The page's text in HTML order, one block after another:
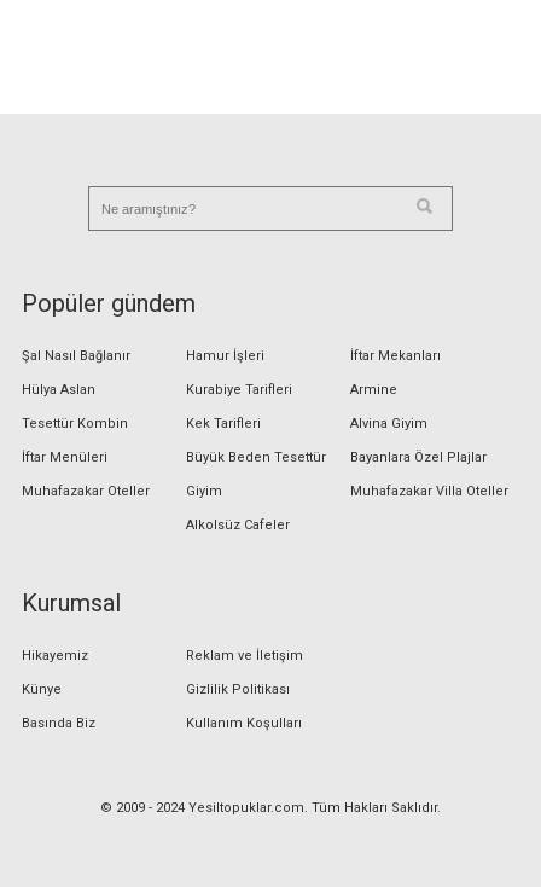
Popüler gündem
Şal Nasıl Bağlanır
Hülya Aslan
Tesettür Kombin
İftar Menüleri
Muhafazakar Oteller
Hamur İşleri
Kurabiye Tarifleri
Kek Tarifleri
Büyük Beden Tesettür
Giyim
Alkolsüz Cafeler
İftar Mekanları
Armine
Alvina Giyim
Bayanlara Özel Plajlar
Muhafazakar Villa Oteller
Kurumsal
Hikayemiz
Künye
Basında Biz
Reklam ve İletişim
Gizlilik Politikası
Kullanım Koşulları
© 2009 - 2024 Yesiltopuklar.com. Tüm Hakları Saklıdır.